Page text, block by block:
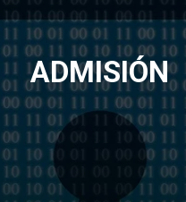
ADMISIÓN